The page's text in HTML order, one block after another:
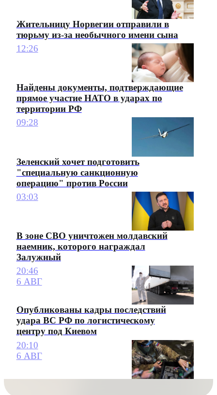
Жительницу Норвегии отправили в
тюрьму из-за необычного имени сына
12:26
Найдены документы, подтверждающие
прямое участие НАТО в ударах по
территории РФ
09:28
Зеленский хочет подготовить
"специальную санкционную
операцию" против России
03:03
В зоне СВО уничтожен молдавский
наемник, которого награждал
Залужный
20:46
6 АВГ
Опубликованы кадры последствий
удара ВС РФ по логистическому
центру под Киевом
20:10
6 АВГ